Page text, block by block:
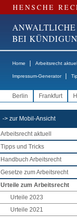
HENSCHE
BEI
Home Arbeitsrecht
Impressum-Generator
Berlin Frankfurt
-> zur Mobil-Ansicht
Arbeitsrecht aktuell
Tipps und Tricks
Handbuch Arbeitsrecht
Gesetze zum Arbeitsrecht
Urteile zum Arbeitsrecht
Urteile 2023
Urteile 2021